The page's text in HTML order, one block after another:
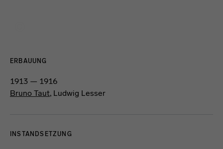
ERBAUUNG
1913 — 1916
Bruno Taut, Ludwig Lesser
INSTANDSETZUNG